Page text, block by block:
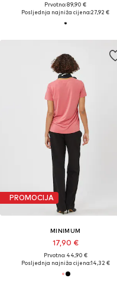
Prvotno: 89,90 €
Posljednja najniža cijena:27,92 €
PROMOCIJA
MINIMUM
17,90 €
Prvotno: 44,90 €
Posljednja najniža cijena:14,32 €